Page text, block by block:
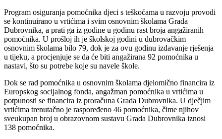
Program osiguranja pomoćnika djeci s teškoćama u razvoju provodi
se kontinuirano u vrtićima i svim osnovnim školama Grada
Dubrovnika, a prati ga iz godine u godinu rast broja angažiranih
pomoćnika. U prošloj ih je školskoj godini u dubrovačkim
osnovnim školama bilo 79, dok je za ovu godinu izdavanje rješenja
u tijeku, a procjenjuje se da će biti angažirana 92 pomoćnika u
nastavi, što su potrebe koje su navele škole.
Dok se rad pomoćnika u osnovnim školama djelomično financira iz
Europskog socijalnog fonda, angažman pomoćnika u vrtićima u
potpunosti se financira iz proračuna Grada Dubrovnika. U dječjim
vrtićima trenutačno je raspoređeno 46 pomoćnika, čime njihov
sveukupan broj u obrazovnom sustavu Grada Dubrovnika iznosi
138 pomoćnika.